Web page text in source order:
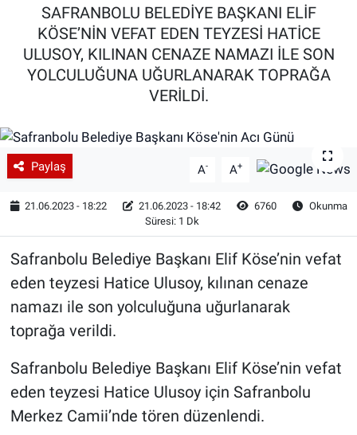
SAFRANBOLU BELEDİYE BAŞKANI ELİF
KÖSE’NİN VEFAT EDEN TEYZESİ HATİCE
ULUSOY, KILINAN CENAZE NAMAZI İLE SON
YOLCULUĞUNA UĞURLANARAK TOPRAĞA
VERİLDİ.
Paylaş A- A+
21.06.2023 - 18:22 21.06.2023 - 18:42 6760
Okunma
Süresi: 1 Dk
Safranbolu Belediye Başkanı Elif Köse’nin vefat
eden teyzesi Hatice Ulusoy, kılınan cenaze
namazı ile son yolculuğuna uğurlanarak
toprağa verildi.
Safranbolu Belediye Başkanı Elif Köse’nin vefat
eden teyzesi Hatice Ulusoy için Safranbolu
Merkez Camii’nde tören düzenlendi.